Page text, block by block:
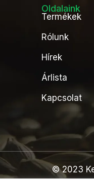
Oldalaink
Termékek
Rólunk
Hírek
Árlista
Kapcsolat
© 2023